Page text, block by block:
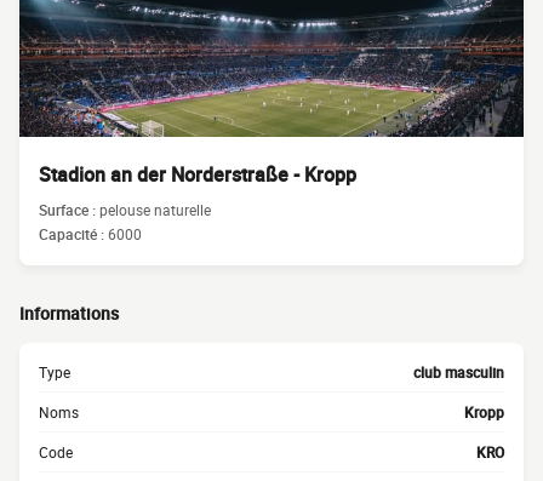
Stadion an der Norderstraße - Kropp
Surface :pelouse naturelle
Capacité :6000
Informations
Type club masculin
Noms Kropp
Code KRO